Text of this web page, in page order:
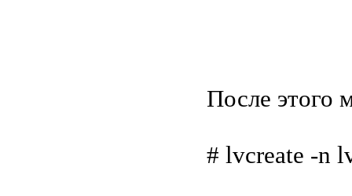
После этого
# lvcreate -n